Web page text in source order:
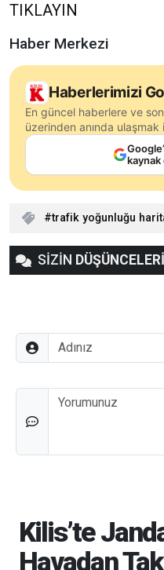
TIKLAYIN
Haber Merkezi
Haberlerimizi
En güncel haberlere ve
üzerinden anında
kaynak
trafik yoğunluğu
SİZİN
Adınız
Düşünceleriniz
Kilis’te
Havadan